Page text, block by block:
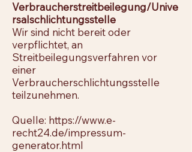
Verbraucherstreitbeilegung/Unive
rsalschlichtungsstelle
Wir sind nicht bereit oder
verpflichtet, an
Streitbeilegungsverfahren vor
einer
Verbraucherschlichtungsstelle
teilzunehmen.
Quelle: https://www.e-
recht24.de/impressum-
generator.html